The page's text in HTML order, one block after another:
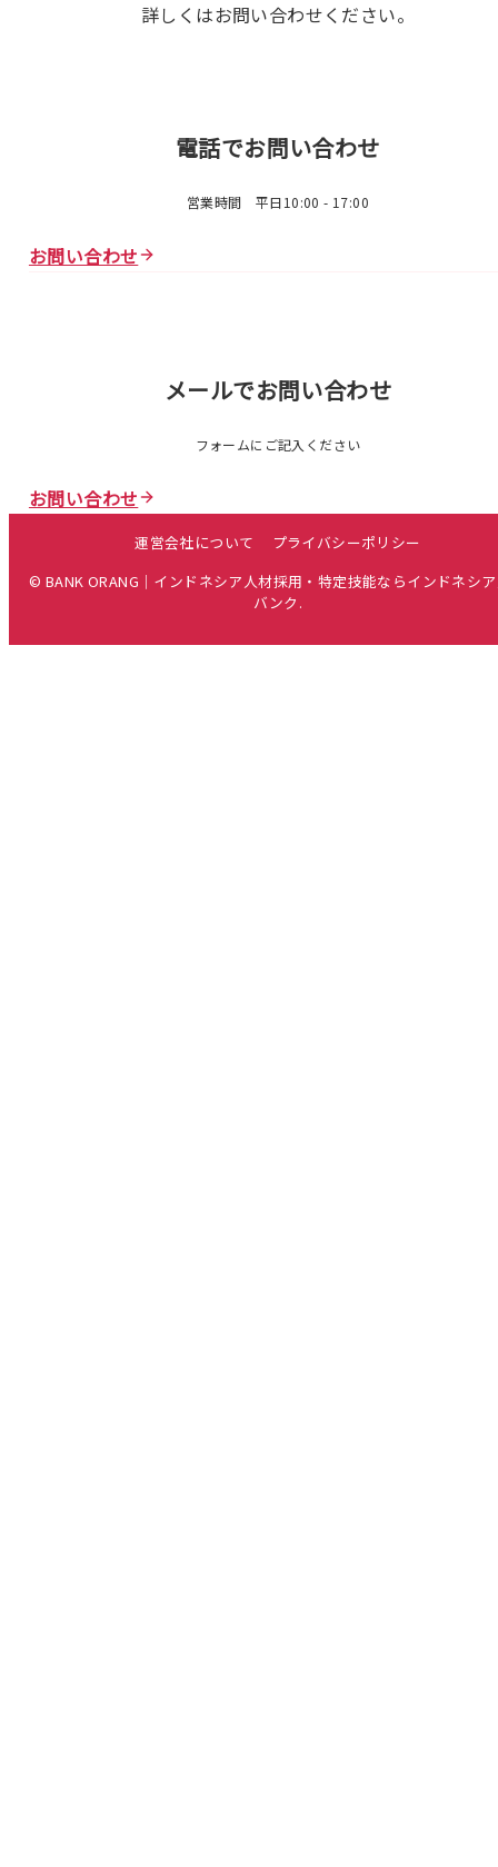
詳しくはお問い合わせください。
電話でお問い合わせ
営業時間 平日10:00 - 17:00
お問い合わせ
メールでお問い合わせ
フォームにご記入ください
お問い合わせ
運営会社について
プライバシーポリシー
© BANK ORANG｜インドネシア人材採用・特定技能ならインドネシ
バンク.